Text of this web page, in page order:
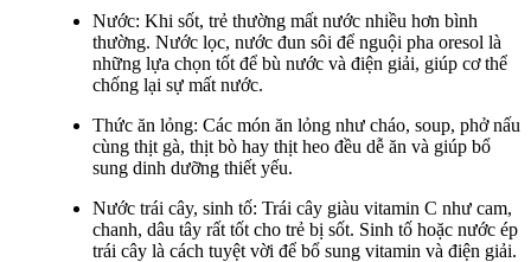
Nước: Khi sốt, trẻ thường mất nước nhiều hơn bình
thường. Nước lọc, nước đun sôi để nguội pha oresol là
những lựa chọn tốt để bù nước và điện giải, giúp cơ thể
chống lại sự mất nước.
Thức ăn lỏng: Các món ăn lỏng như cháo, soup, phở nấu
cùng thịt gà, thịt bò hay thịt heo đều dễ ăn và giúp bổ
sung dinh dưỡng thiết yếu.
Nước trái cây, sinh tố: Trái cây giàu vitamin C như cam,
chanh, dâu tây rất tốt cho trẻ bị sốt. Sinh tố hoặc nước ép
trái cây là cách tuyệt vời để bổ sung vitamin và điện giải.